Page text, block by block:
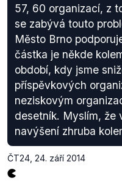
57, 60 organizací, z
se zabývá touto
Město Brno
částka je někde
období, kdy jsme
příspěvkových
neziskovým
desetník. Myslím, že
navýšení zhruba
ČT24 24. září 2014